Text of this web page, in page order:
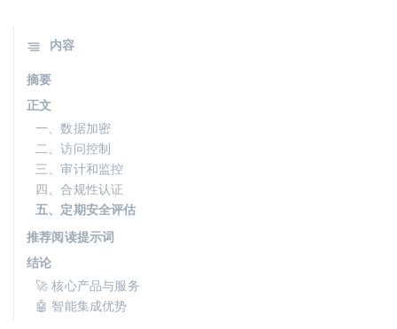
内容
摘要
正文
一、数据加密
二、访问控制
三、审计和监控
四、合规性认证
五、定期安全评估
推荐阅读提示词
结论
🚀 核心产品与服务
🤖 智能集成优势